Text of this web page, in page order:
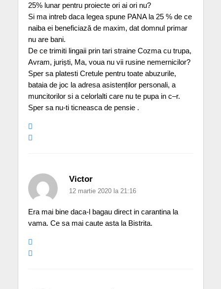
25% lunar pentru proiecte ori ai ori nu?
Si ma intreb daca legea spune PANA la 25 % de ce
naiba ei beneficiază de maxim, dat domnul primar
nu are bani.
De ce trimiti lingaii prin tari straine Cozma cu trupa,
Avram, juriști, Ma, voua nu vii rusine nemernicilor?
Sper sa platesti Cretule pentru toate abuzurile,
bataia de joc la adresa asistenților personali, a
muncitorilor si a celorlalti care nu te pupa in c–r.
Sper sa nu-ti ticneasca de pensie .
Victor
12 martie 2020 la 21:16
Era mai bine daca-l bagau direct in carantina la
vama. Ce sa mai caute asta la Bistrita.